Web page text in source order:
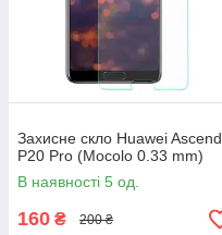
Захисне скло Huawei Ascend
P20 Pro (Mocolo 0.33 mm)
В наявності 5 од.
160 ₴ 200 ₴